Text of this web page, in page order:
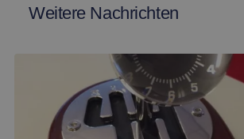
Weitere Nachrichten